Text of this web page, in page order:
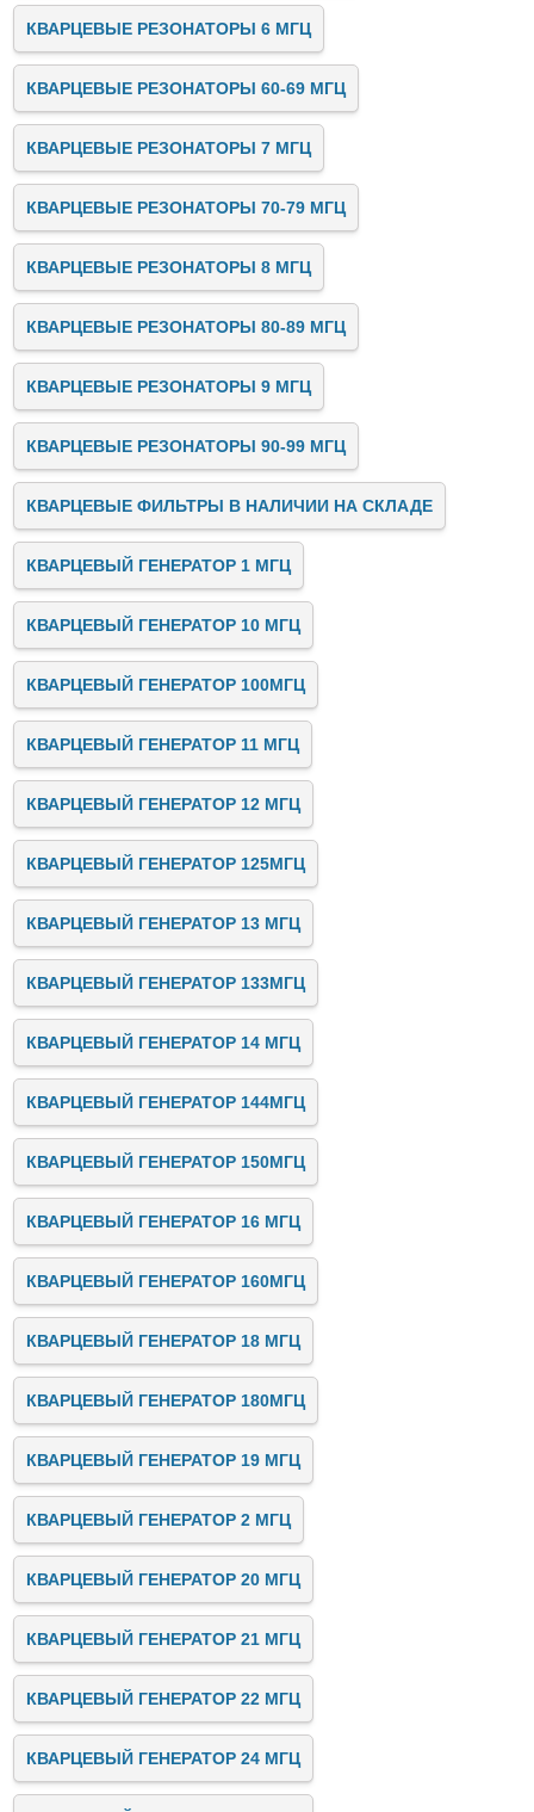
КВАРЦЕВЫЕ РЕЗОНАТОРЫ 6 МГЦ
КВАРЦЕВЫЕ РЕЗОНАТОРЫ 60-69 МГЦ
КВАРЦЕВЫЕ РЕЗОНАТОРЫ 7 МГЦ
КВАРЦЕВЫЕ РЕЗОНАТОРЫ 70-79 МГЦ
КВАРЦЕВЫЕ РЕЗОНАТОРЫ 8 МГЦ
КВАРЦЕВЫЕ РЕЗОНАТОРЫ 80-89 МГЦ
КВАРЦЕВЫЕ РЕЗОНАТОРЫ 9 МГЦ
КВАРЦЕВЫЕ РЕЗОНАТОРЫ 90-99 МГЦ
КВАРЦЕВЫЕ ФИЛЬТРЫ В НАЛИЧИИ НА СКЛАДЕ
КВАРЦЕВЫЙ ГЕНЕРАТОР 1 МГЦ
КВАРЦЕВЫЙ ГЕНЕРАТОР 10 МГЦ
КВАРЦЕВЫЙ ГЕНЕРАТОР 100МГЦ
КВАРЦЕВЫЙ ГЕНЕРАТОР 11 МГЦ
КВАРЦЕВЫЙ ГЕНЕРАТОР 12 МГЦ
КВАРЦЕВЫЙ ГЕНЕРАТОР 125МГЦ
КВАРЦЕВЫЙ ГЕНЕРАТОР 13 МГЦ
КВАРЦЕВЫЙ ГЕНЕРАТОР 133МГЦ
КВАРЦЕВЫЙ ГЕНЕРАТОР 14 МГЦ
КВАРЦЕВЫЙ ГЕНЕРАТОР 144МГЦ
КВАРЦЕВЫЙ ГЕНЕРАТОР 150МГЦ
КВАРЦЕВЫЙ ГЕНЕРАТОР 16 МГЦ
КВАРЦЕВЫЙ ГЕНЕРАТОР 160МГЦ
КВАРЦЕВЫЙ ГЕНЕРАТОР 18 МГЦ
КВАРЦЕВЫЙ ГЕНЕРАТОР 180МГЦ
КВАРЦЕВЫЙ ГЕНЕРАТОР 19 МГЦ
КВАРЦЕВЫЙ ГЕНЕРАТОР 2 МГЦ
КВАРЦЕВЫЙ ГЕНЕРАТОР 20 МГЦ
КВАРЦЕВЫЙ ГЕНЕРАТОР 21 МГЦ
КВАРЦЕВЫЙ ГЕНЕРАТОР 22 МГЦ
КВАРЦЕВЫЙ ГЕНЕРАТОР 24 МГЦ